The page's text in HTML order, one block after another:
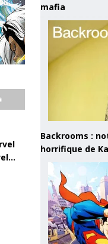
mafia
Backrooms :
horrifique de